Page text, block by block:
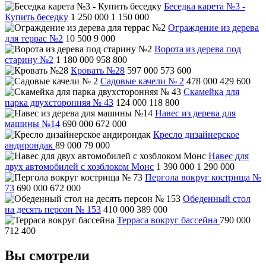
Беседка карета №3 -
Купить беседку 1 250 000 1 150 000
Ограждение из дерева
для террас №2 10 500 9 000
Ворота из дерева под
старину №2 1 180 000 958 800
Кровать №28 597 000 573 600
Садовые качели № 2 478 000 429 600
Скамейка для
парка двухсторонняя № 43 124 000 118 800
Навес из дерева для
машины №14 690 000 672 000
Кресло дизайнерское
андирондак 89 000 79 000
Навес для
двух автомобилей с хозблоком Монс 1 390 000 1 290 000
Пергола вокруг кострища №
73 690 000 672 000
Обеденный стол
на десять персон № 153 410 000 389 000
Терраса вокруг бассейна 790 000
712 400
Вы смотрели